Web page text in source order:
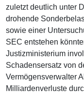
zuletzt deutlich unter
drohende
sowie einer
SEC entstehen
Justizministerium
Schadensersatz von
Vermögensverwalter
Milliardenverluste